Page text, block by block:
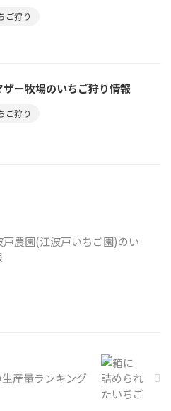
ご狩り
ザー牧場のいちご狩り情報
ご狩り
戸農園(江波戸いちご園)のい
生産量ランキング